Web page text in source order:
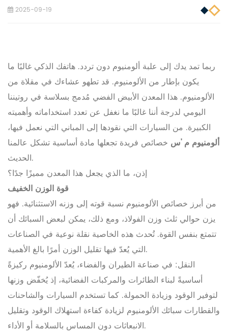
2025-09-19
ربما تمد يدك إلى علبة ألومنيوم دون تردد. هاتفك الذكي غالبًا ما
يكون بإطار من الألومنيوم. قد تطهو عشاءك في مقلاة من
الألومنيوم. هذا المعدن الأبيض الفضي مُدمج بسلاسة في روتيننا
اليومي لدرجة أننا غالبًا ما نغفل عن تعدد استخداماته وأهميته
الكبيرة. من السيارات التي نقودها إلى المباني التي نعمل فيها،
ألومنيوم م'س خصائص فريدة تجعلها مادة أساسية تشكل عالمنا
الحديث.
إذن، ما الذي يجعل هذا المعدن مميزًا جدًا؟
قوة الوزن الخفيف
من أبرز خصائص الألومنيوم نسبة قوته إلى وزنه الاستثنائية. فهو
يزن حوالي ثلث وزن الفولاذ، ومع ذلك، يمكن لبعض السبائك أن
تتمتع بنفس القوة. تُحدث هذه الخاصية نقلة نوعية في الصناعات
التي يُعدّ فيها تقليل الوزن أمرًا بالغ الأهمية.
النقل: في صناعة الطيران والفضاء، يُعدّ الألومنيوم ركيزةً
أساسيةً لبناء الطائرات والمركبات الفضائية، إذ يُخفّض وزنها
لتوفير الوقود وزيادة الحمولة. كما تستخدم السيارات والشاحنات
والقطارات سبائك الألومنيوم لزيادة كفاءة استهلاك الوقود وتقليل
الانبعاثات دون المساس بالسلامة أو الأداء.